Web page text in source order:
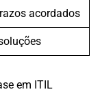
acordados
em ITIL